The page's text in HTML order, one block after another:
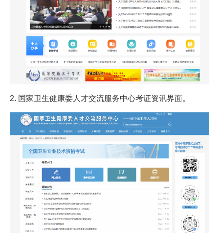
2. 国家卫生健康委人才交流服务中心考证资讯界面。